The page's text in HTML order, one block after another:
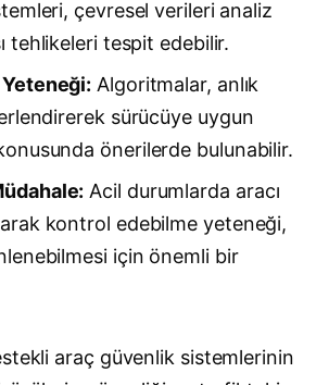
çevresel verileri analiz
tehlikeleri tespit edebilir.
Algoritmalar, anlık
sürücüye uygun
önerilerde bulunabilir.
Acil durumlarda aracı
kontrol edebilme yeteneği,
için önemli bir
araç güvenlik sistemlerinin